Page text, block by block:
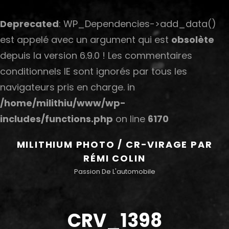
Deprecated: WP_Dependencies->add_data()
est appelé avec un argument qui est obsolète
depuis la version 6.9.0 ! Les commentaires
conditionnels IE sont ignorés par tous les
navigateurs pris en charge. in
/home/milithiu/www/wp-
includes/functions.php on line 6170
MILITHIUM PHOTO / CR-VIRAGE PAR
RÉMI COLIN
Passion De L'automobile
CRV_1398